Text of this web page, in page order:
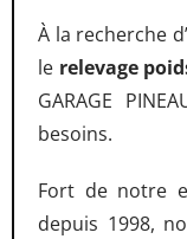
À la recherche
le relevage
GARAGE
besoins.
Fort de notre
depuis 1998,